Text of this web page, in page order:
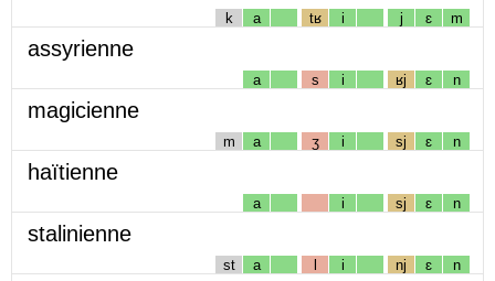
k a tʁ i j ɛ m
assyrienne
a s i ʁj ɛ n
magicienne
m a ʒ i sj ɛ n
haïtienne
a i sj ɛ n
stalinienne
st a l i nj ɛ n